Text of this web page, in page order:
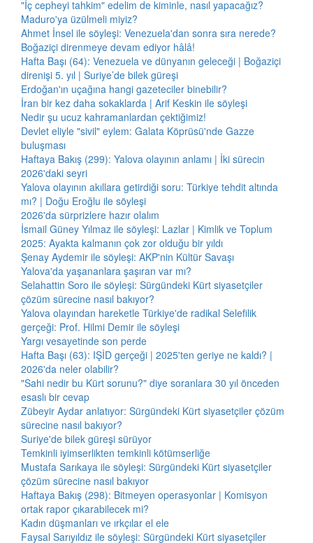
"İç cepheyi tahkim" edelim de kiminle, nasıl yapacağız?
Maduro'ya üzülmeli miyiz?
Ahmet İnsel ile söyleşi: Venezuela'dan sonra sıra nerede?
Boğaziçi direnmeye devam ediyor hâlâ!
Hafta Başı (64): Venezuela ve dünyanın geleceği | Boğaziçi
direnişi 5. yıl | Suriye’de bilek güreşi
Erdoğan'ın uçağına hangi gazeteciler binebilir?
İran bir kez daha sokaklarda | Arif Keskin ile söyleşi
Nedir şu ucuz kahramanlardan çektiğimiz!
Devlet eliyle "sivil" eylem: Galata Köprüsü'nde Gazze
buluşması
Haftaya Bakış (299): Yalova olayının anlamı | İki sürecin
2026'daki seyri
Yalova olayının akıllara getirdiği soru: Türkiye tehdit altında
mı? | Doğu Eroğlu ile söyleşi
2026'da sürprizlere hazır olalım
İsmail Güney Yılmaz ile söyleşi: Lazlar | Kimlik ve Toplum
2025: Ayakta kalmanın çok zor olduğu bir yıldı
Şenay Aydemir ile söyleşi: AKP'nin Kültür Savaşı
Yalova'da yaşananlara şaşıran var mı?
Selahattin Soro ile söyleşi: Sürgündeki Kürt siyasetçiler
çözüm sürecine nasıl bakıyor?
Yalova olayından hareketle Türkiye'de radikal Selefilik
gerçeği: Prof. Hilmi Demir ile söyleşi
Yargı vesayetinde son perde
Hafta Başı (63): IŞİD gerçeği | 2025'ten geriye ne kaldı? |
2026'da neler olabilir?
"Sahi nedir bu Kürt sorunu?" diye soranlara 30 yıl önceden
esaslı bir cevap
Zübeyir Aydar anlatıyor: Sürgündeki Kürt siyasetçiler çözüm
sürecine nasıl bakıyor?
Suriye'de bilek güreşi sürüyor
Temkinli iyimserlikten temkinli kötümserliğe
Mustafa Sarıkaya ile söyleşi: Sürgündeki Kürt siyasetçiler
çözüm sürecine nasıl bakıyor
Haftaya Bakış (298): Bitmeyen operasyonlar | Komisyon
ortak rapor çıkarabilecek mi?
Kadın düşmanları ve ırkçılar el ele
Faysal Sarıyıldız ile söyleşi: Sürgündeki Kürt siyasetçiler